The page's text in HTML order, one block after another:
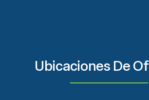
Ubicaciones De